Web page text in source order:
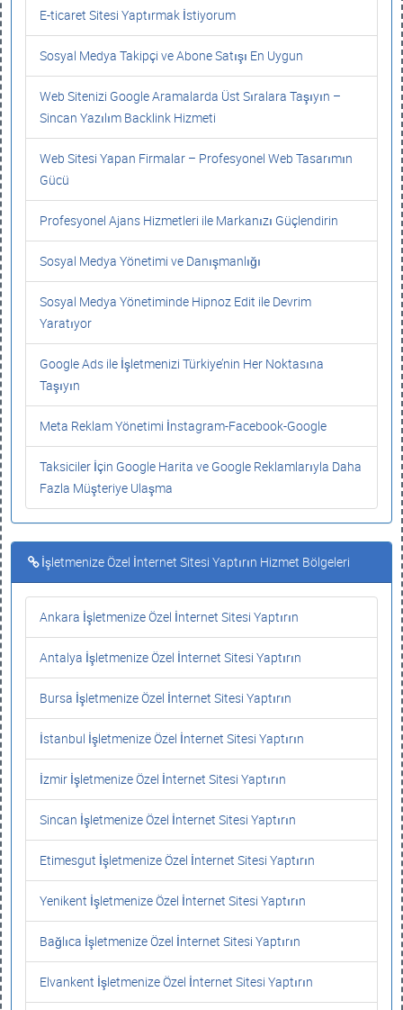
E-ticaret Sitesi Yaptırmak İstiyorum
Sosyal Medya Takipçi ve Abone Satışı En Uygun
Web Sitenizi Google Aramalarda Üst Sıralara Taşıyın –
Sincan Yazılım Backlink Hizmeti
Web Sitesi Yapan Firmalar – Profesyonel Web Tasarımın
Gücü
Profesyonel Ajans Hizmetleri ile Markanızı Güçlendirin
Sosyal Medya Yönetimi ve Danışmanlığı
Sosyal Medya Yönetiminde Hipnoz Edit ile Devrim
Yaratıyor
Google Ads ile İşletmenizi Türkiye’nin Her Noktasına
Taşıyın
Meta Reklam Yönetimi İnstagram-Facebook-Google
Taksiciler İçin Google Harita ve Google Reklamlarıyla Daha
Fazla Müşteriye Ulaşma
İşletmenize Özel İnternet Sitesi Yaptırın Hizmet Bölgeleri
Ankara İşletmenize Özel İnternet Sitesi Yaptırın
Antalya İşletmenize Özel İnternet Sitesi Yaptırın
Bursa İşletmenize Özel İnternet Sitesi Yaptırın
İstanbul İşletmenize Özel İnternet Sitesi Yaptırın
İzmir İşletmenize Özel İnternet Sitesi Yaptırın
Sincan İşletmenize Özel İnternet Sitesi Yaptırın
Etimesgut İşletmenize Özel İnternet Sitesi Yaptırın
Yenikent İşletmenize Özel İnternet Sitesi Yaptırın
Bağlıca İşletmenize Özel İnternet Sitesi Yaptırın
Elvankent İşletmenize Özel İnternet Sitesi Yaptırın